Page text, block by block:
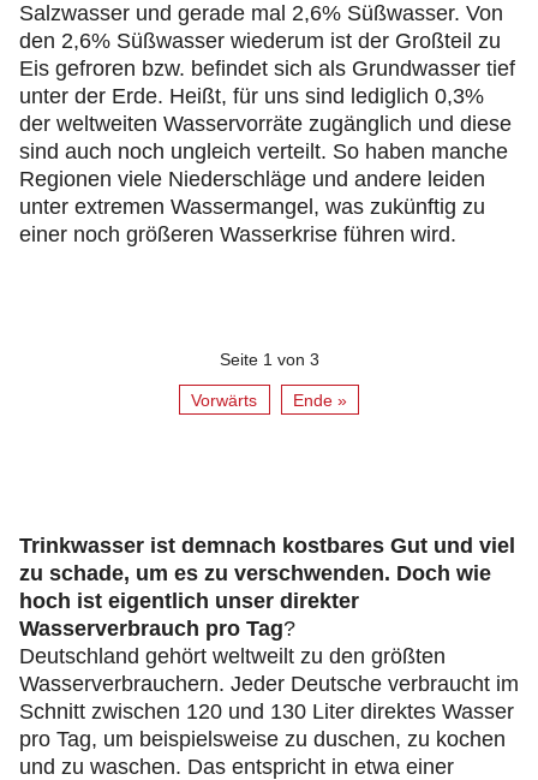
Salzwasser und gerade mal 2,6% Süßwasser. Von
den 2,6% Süßwasser wiederum ist der Großteil zu
Eis gefroren bzw. befindet sich als Grundwasser tief
unter der Erde. Heißt, für uns sind lediglich 0,3%
der weltweiten Wasservorräte zugänglich und diese
sind auch noch ungleich verteilt. So haben manche
Regionen viele Niederschläge und andere leiden
unter extremen Wassermangel, was zukünftig zu
einer noch größeren Wasserkrise führen wird.
Seite 1 von 3
Vorwärts Ende »
Trinkwasser ist demnach kostbares Gut und viel
zu schade, um es zu verschwenden. Doch wie
hoch ist eigentlich unser direkter
Wasserverbrauch pro Tag?
Deutschland gehört weltweilt zu den größten
Wasserverbrauchern. Jeder Deutsche verbraucht im
Schnitt zwischen 120 und 130 Liter direktes Wasser
pro Tag, um beispielsweise zu duschen, zu kochen
und zu waschen. Das entspricht in etwa einer